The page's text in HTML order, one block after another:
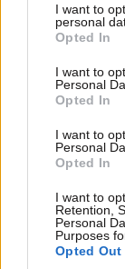
not limited to
grant or deny
use your data
consent section.
I want to
personal
Opted In
I want to
Personal
Opted In
I want to
Personal
Opted In
I want to
Retention,
Personal
Purposes
Opted Out
manoyla
Να υποθέσω οτι
από την
που ήθελα να
γιατί πέθανε
μπόρεσα να